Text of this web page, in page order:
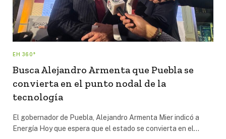
EH 360°
Busca Alejandro Armenta que Puebla se
convierta en el punto nodal de la
tecnología
El gobernador de Puebla, Alejandro Armenta Mier indicó a
Energía Hoy que espera que el estado se convierta en el…